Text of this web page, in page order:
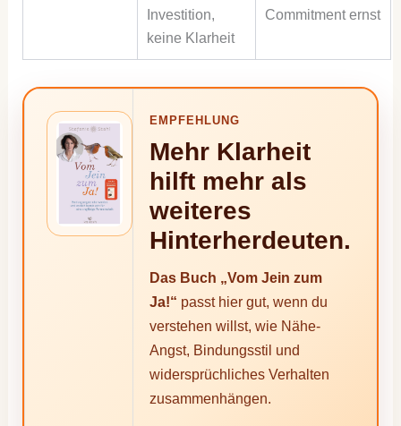
Investition,
keine Klarheit
Commitment ernst
EMPFEHLUNG
Mehr Klarheit
hilft mehr als
weiteres
Hinterherdeuten.
Das Buch „Vom Jein zum
Ja!“ passt hier gut, wenn du
verstehen willst, wie Nähe-
Angst, Bindungsstil und
widersprüchliches Verhalten
zusammenhängen.